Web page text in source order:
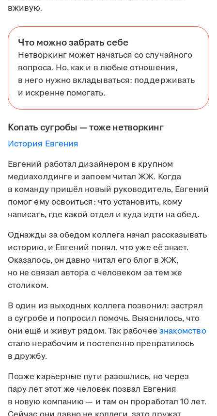
вживую.
Что можно забрать себе
Нетворкинг может начаться со случайного
вопроса. Но, как и в любые отношения,
в него нужно вкладываться: поддерживать
и искренне помогать.
Копать сугробы — тоже нетворкинг
История Евгения
Евгений работал дизайнером в крупном
медиахолдинге и запоем читал ЖЖ. Когда
в команду пришёл новый руководитель, Евгений
помог ему освоиться: что установить, кому
написать, где какой отдел и куда идти на обед.
Однажды за обедом коллега начал рассказывать
историю, и Евгений понял, что уже её знает.
Оказалось, он давно читал его блог в ЖЖ,
но не связал автора с человеком за тем же
столиком.
В один из выходных коллега позвонил: застрял
в сугробе и попросил помочь. Выяснилось, что
они ещё и живут рядом. Так рабочее знакомство
стало нерабочим и постепенно превратилось
в дружбу.
Позже карьерные пути разошлись, но через
пару лет этот же человек позвал Евгения
в новую компанию — и там он проработал 10 лет.